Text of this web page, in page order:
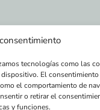
tecnologías como las
El consentimiento
el comportamiento de
o retirar el
y funciones.